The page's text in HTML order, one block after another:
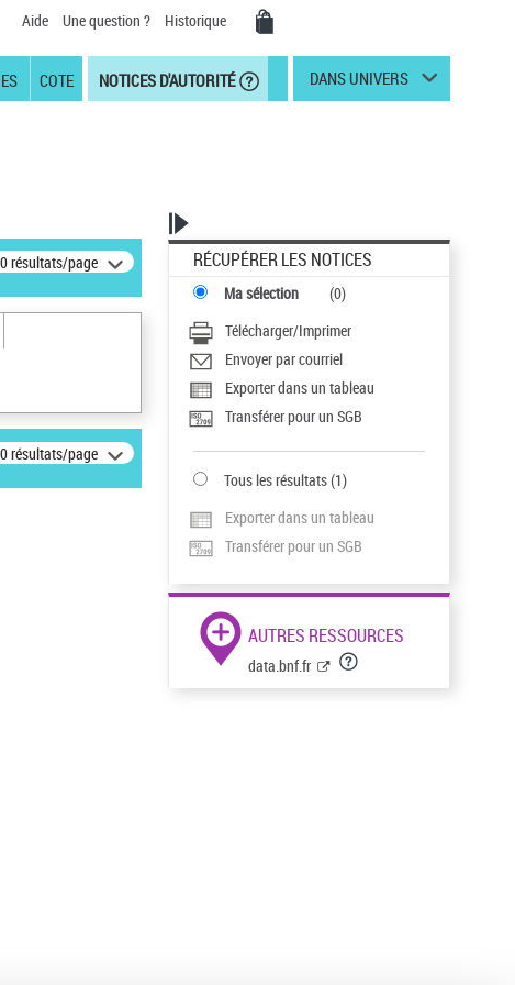
Aide Une question ? Historique
COTE NOTICES D'AUTORITÉ DANS UNIVERS
résultats/page
résultats/page
RÉCUPÉRER LES NOTICES
Ma sélection (0)
Télécharger/Imprimer
Envoyer par courriel
Exporter dans un tableau
Transférer pour un SGB
Tous les résultats(1)
Exporter dans un tableau
Transférer pour un SGB
AUTRES RESSOURCES
data.bnf.fr